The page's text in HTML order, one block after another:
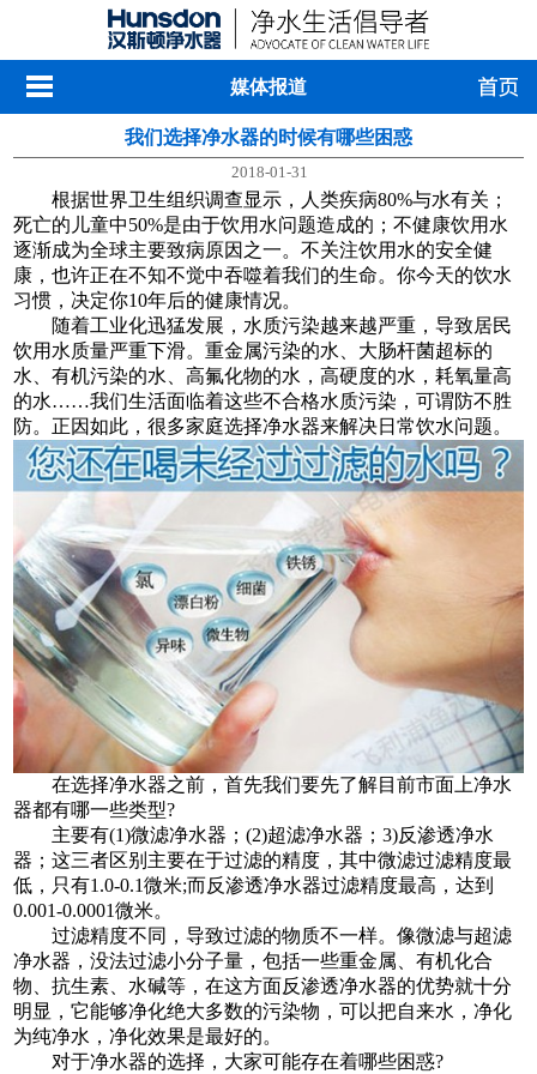
媒体报道
我们选择净水器的时候有哪些困惑
2018-01-31
根据世界卫生组织调查显示，人类疾病80%与水有关；
死亡的儿童中50%是由于饮用水问题造成的；不健康饮用水
逐渐成为全球主要致病原因之一。不关注饮用水的安全健
康，也许正在不知不觉中吞噬着我们的生命。你今天的饮水
习惯，决定你10年后的健康情况。
随着工业化迅猛发展，水质污染越来越严重，导致居民
饮用水质量严重下滑。重金属污染的水、大肠杆菌超标的
水、有机污染的水、高氟化物的水，高硬度的水，耗氧量高
的水……我们生活面临着这些不合格水质污染，可谓防不胜
防。正因如此，很多家庭选择净水器来解决日常饮水问题。
在选择净水器之前，首先我们要先了解目前市面上净水
器都有哪一些类型?
主要有(1)微滤净水器；(2)超滤净水器；3)反渗透净水
器；这三者区别主要在于过滤的精度，其中微滤过滤精度最
低，只有1.0-0.1微米;而反渗透净水器过滤精度最高，达到
0.001-0.0001微米。
过滤精度不同，导致过滤的物质不一样。像微滤与超滤
净水器，没法过滤小分子量，包括一些重金属、有机化合
物、抗生素、水碱等，在这方面反渗透净水器的优势就十分
明显，它能够净化绝大多数的污染物，可以把自来水，净化
为纯净水，净化效果是最好的。
对于净水器的选择，大家可能存在着哪些困惑?